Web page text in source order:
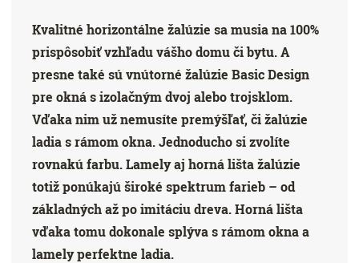
Kvalitné horizontálne žalúzie sa musia na 100%
prispôsobiť vzhľadu vášho domu či bytu. A
presne také sú vnútorné žalúzie Basic Design
pre okná s izolačným dvoj alebo trojsklom.
Vďaka nim už nemusíte premýšľať, či žalúzie
ladia s rámom okna. Jednoducho si zvolíte
rovnakú farbu. Lamely aj horná lišta žalúzie
totiž ponúkajú široké spektrum farieb – od
základných až po imitáciu dreva. Horná lišta
vďaka tomu dokonale splýva s rámom okna a
lamely perfektne ladia.